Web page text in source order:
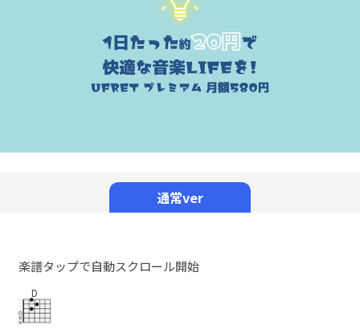
通常ver
楽譜タップで自動スクロール開始
D